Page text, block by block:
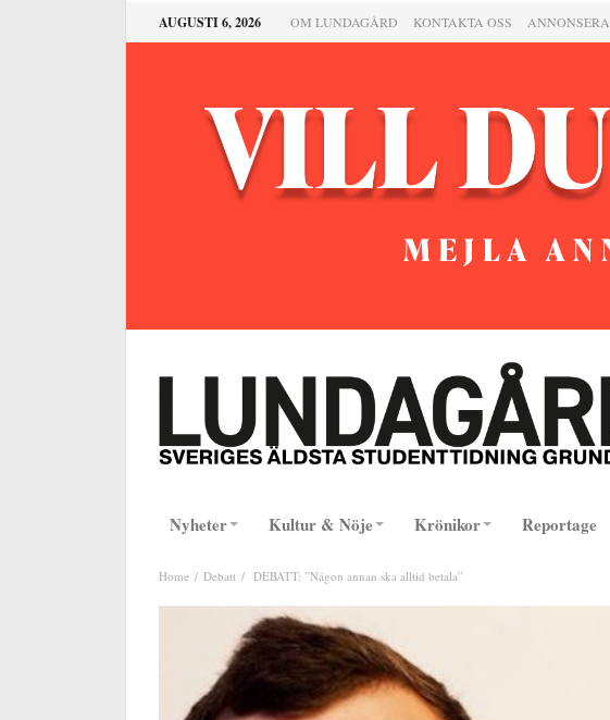
AUGUSTI 6, 2026 OM LUNDAGÅRD KONTAKTA OSS ANNONSERA
Nyheter Kultur & Nöje Krönikor Reportage
Home Debatt DEBATT: ”Någon annan ska alltid betala”